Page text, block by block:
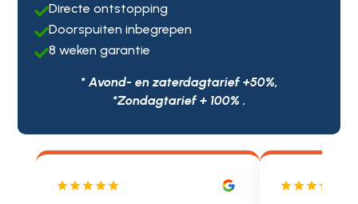
Directe ontstopping
Doorspuiten inbegrepen
8 weken garantie
* Avond- en zaterdagtarief +50%,
*Zondagtarief + 100% .